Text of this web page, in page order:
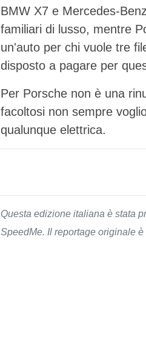
BMW X7 e Mercedes-
familiari di lusso, mentre
un'auto per chi vuole tre
disposto a pagare per
Per Porsche non è una
facoltosi non sempre
qualunque elettrica.
Questa edizione italiana è stata
SpeedMe. Il reportage originale